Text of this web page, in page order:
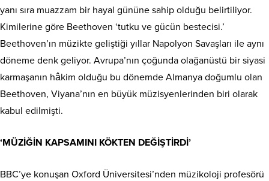
yanı sıra muazzam bir hayal gününe sahip olduğu belirtiliyor.
Kimilerine göre Beethoven ‘tutku ve gücün bestecisi.’
Beethoven’ın müzikte geliştiği yıllar Napolyon Savaşları ile aynı
döneme denk geliyor. Avrupa’nın çoğunda olağanüstü bir siyasi
karmaşanın hâkim olduğu bu dönemde Almanya doğumlu olan
Beethoven, Viyana’nın en büyük müzisyenlerinden biri olarak
kabul edilmişti.
‘MÜZİĞİN KAPSAMINI KÖKTEN DEĞİŞTİRDİ’
BBC’ye konuşan Oxford Üniversitesi’nden müzikoloji profesörü